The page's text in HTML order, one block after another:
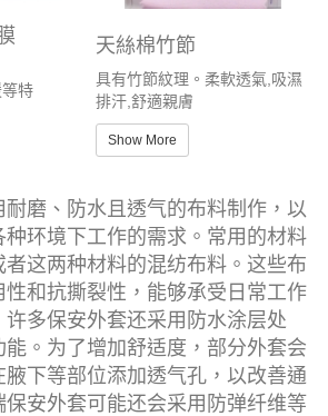
特
天絲棉竹節
具有竹節紋理。柔軟透氣,吸濕
排汗,舒適親膚
Show More
磨、防水且透气的布料制作，以
种环境下工作的需求。常用的材料
这两种材料的混纺布料。这些布
和抗撕裂性，能够承受日常工作
多保安外套还采用防水涂层处
。为了增加舒适度，部分外套会
下等部位添加透气孔，以改善通
保安外套可能还会采用防弹纤维等